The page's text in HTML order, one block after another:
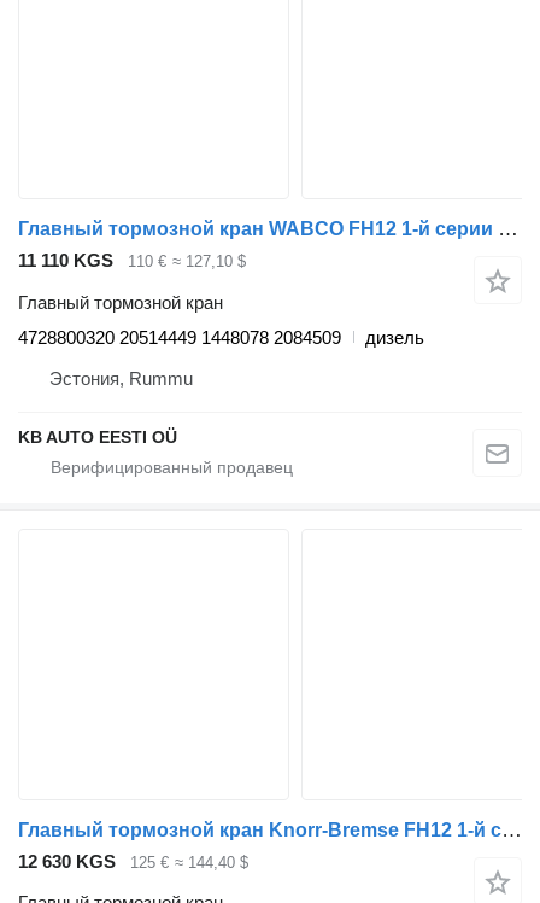
Главный тормозной кран WABCO FH12 1-й серии (01.93-12.02) 4728800320 для грузовика Volvo FH12, FH16, NH12, FH, VNL780 (1993-2014)
11 110 KGS 110 € ≈ 127,10 $
Главный тормозной кран
4728800320 20514449 1448078 2084509
дизель
Эстония, Rummu
KB AUTO EESTI OÜ
Главный тормозной кран Knorr-Bremse FH12 1-й серии (01.93-12.02) 0501100019 для грузовика Volvo FH12, FH16, NH12, FH, VNL780 (1993-2014)
12 630 KGS 125 € ≈ 144,40 $